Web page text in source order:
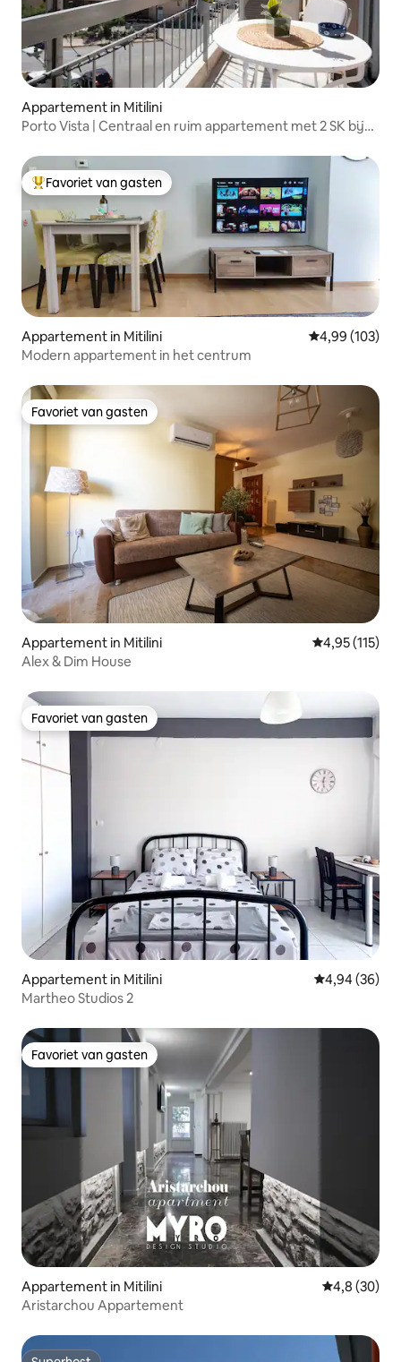
Appartement in Mitilini
Porto Vista | Centraal en ruim appartement met 2 SK bij
Topfavoriet van gasten
Favoriet van gasten
Appartement in Mitilini Gemiddelde
4,99 (103)
Modern appartement in het centrum
Favoriet van gasten
Favoriet van gasten
Appartement in Mitilini Gemiddelde
4,95 (115)
Alex & Dim House
Favoriet van gasten
Favoriet van gasten
Appartement in Mitilini Gemiddelde
4,94 (36)
Martheo Studios 2
Favoriet van gasten
Favoriet van gasten
Appartement in Mitilini Gemiddelde
4,8 (30)
Aristarchou Appartement